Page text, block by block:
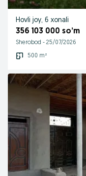
Hovli joy, 6 xonali
356 103 000 so’m
Sherobod - 25/07/2026
500 m²